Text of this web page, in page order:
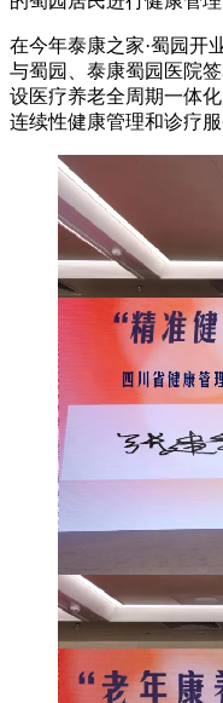
在今年泰康之家·蜀园开
与蜀园、泰康蜀园医院
设医疗养老全周期一体
连续性健康管理和诊疗